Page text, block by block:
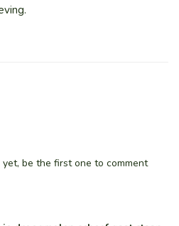
be the first one to comment